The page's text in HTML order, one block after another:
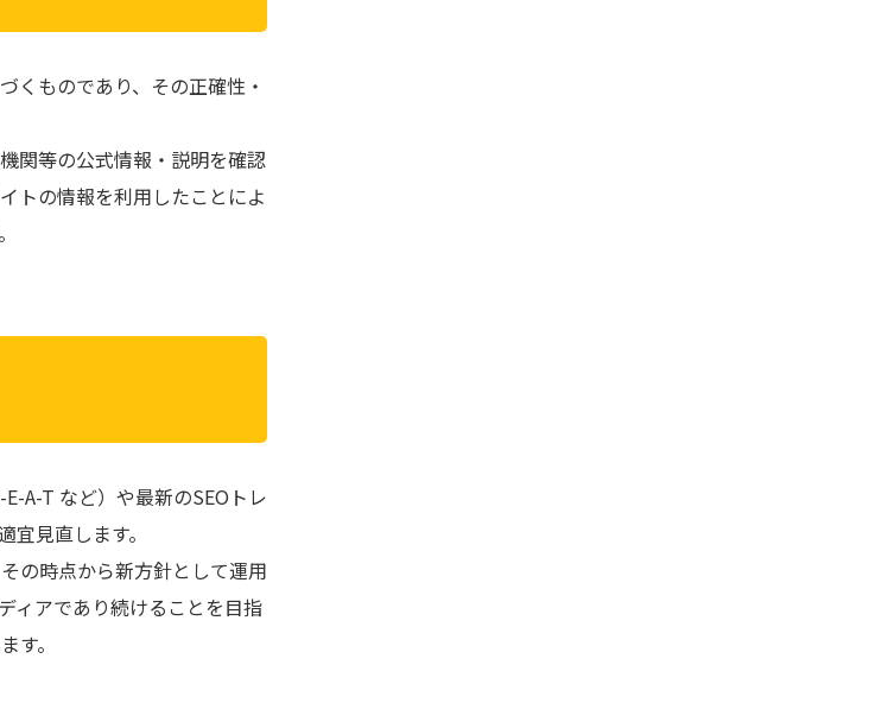
くものであり、その正確性・
関等の公式情報・説明を確認
トの情報を利用したことによ
A-T など）や最新のSEOトレ
見直します。
の時点から新方針として運用
ィアであり続けることを目指
す。